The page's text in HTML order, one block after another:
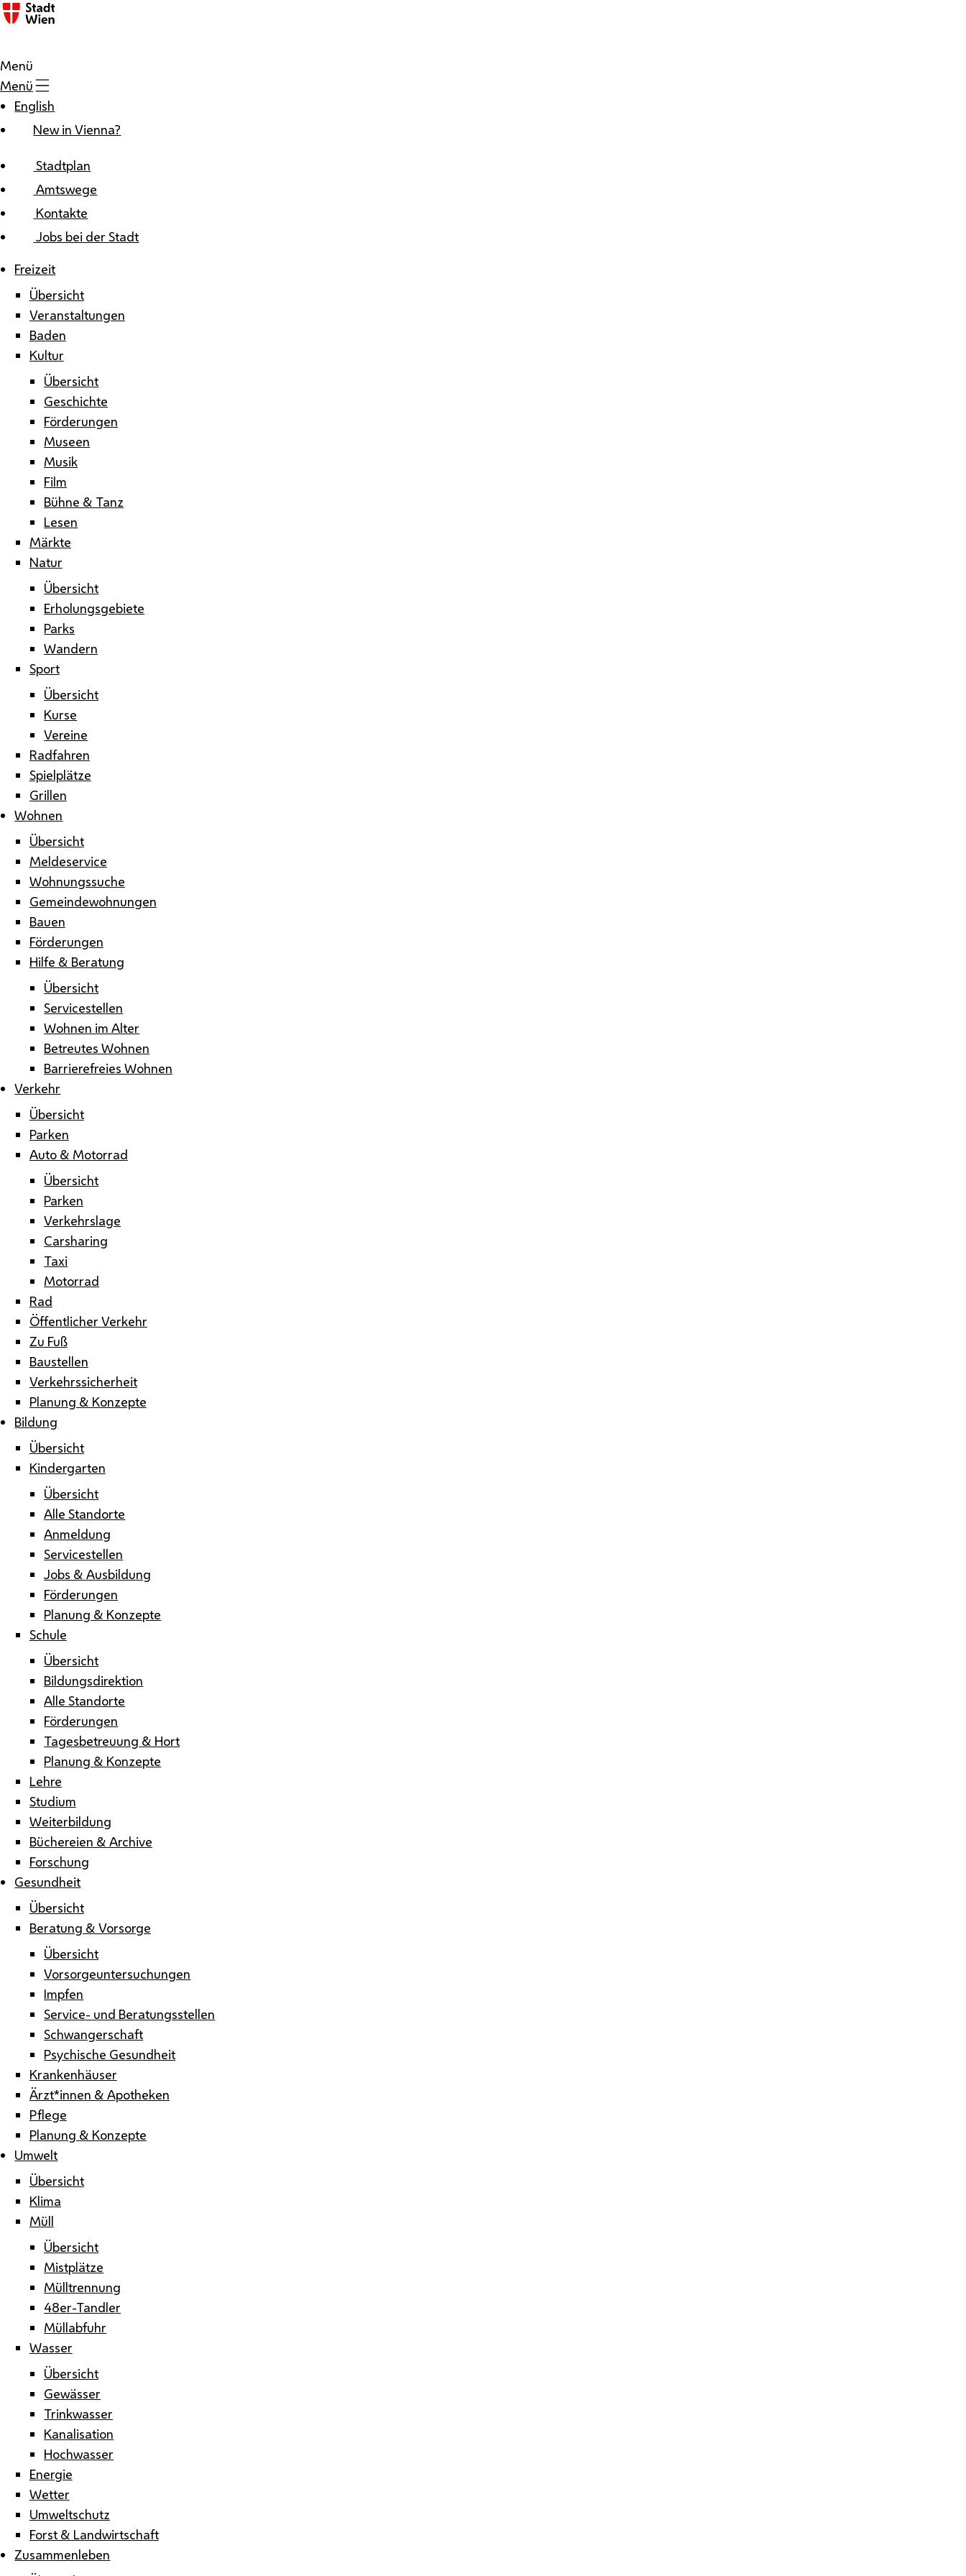
Zum Inhalt
Menü
Menü
English
New in Vienna?
Stadtplan
Amtswege
Kontakte
Jobs bei der Stadt
Freizeit
Übersicht
Veranstaltungen
Baden
Kultur
Übersicht
Geschichte
Förderungen
Museen
Musik
Film
Bühne & Tanz
Lesen
Märkte
Natur
Übersicht
Erholungsgebiete
Parks
Wandern
Sport
Übersicht
Kurse
Vereine
Radfahren
Spielplätze
Grillen
Wohnen
Übersicht
Meldeservice
Wohnungssuche
Gemeindewohnungen
Bauen
Förderungen
Hilfe & Beratung
Übersicht
Servicestellen
Wohnen im Alter
Betreutes Wohnen
Barrierefreies Wohnen
Verkehr
Übersicht
Parken
Auto & Motorrad
Übersicht
Parken
Verkehrslage
Carsharing
Taxi
Motorrad
Rad
Öffentlicher Verkehr
Zu Fuß
Baustellen
Verkehrssicherheit
Planung & Konzepte
Bildung
Übersicht
Kindergarten
Übersicht
Alle Standorte
Anmeldung
Servicestellen
Jobs & Ausbildung
Förderungen
Planung & Konzepte
Schule
Übersicht
Bildungsdirektion
Alle Standorte
Förderungen
Tagesbetreuung & Hort
Planung & Konzepte
Lehre
Studium
Weiterbildung
Büchereien & Archive
Forschung
Gesundheit
Übersicht
Beratung & Vorsorge
Übersicht
Vorsorgeuntersuchungen
Impfen
Service- und Beratungsstellen
Schwangerschaft
Psychische Gesundheit
Krankenhäuser
Ärzt*innen & Apotheken
Pflege
Planung & Konzepte
Umwelt
Übersicht
Klima
Müll
Übersicht
Mistplätze
Mülltrennung
48er-Tandler
Müllabfuhr
Wasser
Übersicht
Gewässer
Trinkwasser
Kanalisation
Hochwasser
Energie
Wetter
Umweltschutz
Forst & Landwirtschaft
Zusammenleben